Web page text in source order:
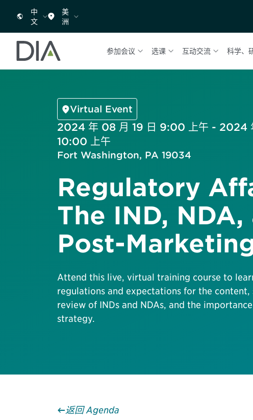
中
文
美
洲
参加会议 选课 互动交流 科学、
Virtual Event
2024 年 08 月 19 日 9:00 上午 - 2024
10:00 上午
Fort Washington, PA 19034
Regulatory
The IND, NDA,
Post-
Attend this live, virtual training course to
regulations and expectations for the content,
review of INDs and NDAs, and the
strategy.
返回 Agenda